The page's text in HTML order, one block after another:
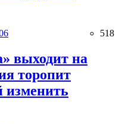
518
выходит на
торопит
изменить